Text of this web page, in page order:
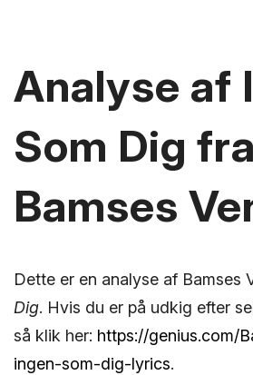
Analyse af
Som Dig fra
Bamses
Dette er en analyse af Bamses
Dig. Hvis du er på udkig efter
så klik her: https://genius.com/
ingen-som-dig-lyrics.